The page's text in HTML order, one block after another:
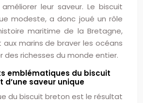
leur saveur. Le biscuit
modeste, a donc joué un rôle
maritime de la Bretagne,
marins de braver les océans
richesses du monde entier.
emblématiques du biscuit
d’une saveur unique
du biscuit breton est le résultat